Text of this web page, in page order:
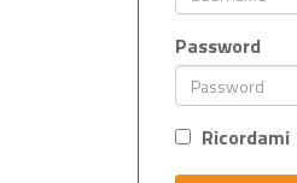
Password
Ricordami